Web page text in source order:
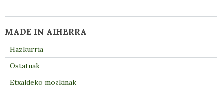
MADE IN AIHERRA
Hazkurria
Ostatuak
Etxaldeko mozkinak